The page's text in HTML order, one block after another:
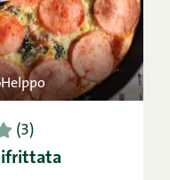
Helppo
5 (3)